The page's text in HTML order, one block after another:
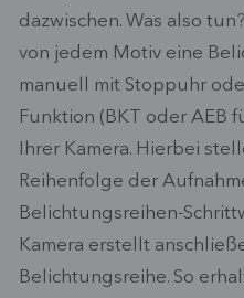
dazwischen. Was also
von jedem Motiv eine
manuell mit Stoppuhr
Funktion (BKT oder AEB
Ihrer Kamera. Hierbei
Reihenfolge der
Belichtungsreihen-
Kamera erstellt
Belichtungsreihe. So